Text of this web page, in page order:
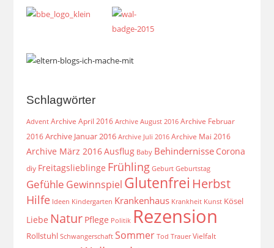
Schlagwörter
Advent Archive April 2016 Archive August 2016 Archive Februar
2016 Archive Januar 2016 Archive Juli 2016 Archive Mai 2016
Archive März 2016Ausflug Baby Behindernisse Corona
diy Freitagslieblinge Frühling Geburt Geburtstag
Gefühle Gewinnspiel Glutenfrei Herbst
Hilfe Ideen Kindergarten Krankenhaus Krankheit Kunst Kösel
Liebe Natur Pflege Politik Rezension
Rollstuhl Schwangerschaft Sommer Tod Trauer Vielfalt